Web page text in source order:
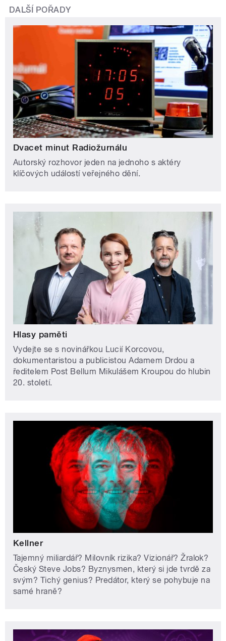
DALŠÍ POŘADY
Dvacet minut Radiožurnálu
Autorský rozhovor jeden na jednoho s aktéry
klíčových událostí veřejného dění.
Hlasy paměti
Vydejte se s novinářkou Lucií Korcovou,
dokumentaristou a publicistou Adamem Drdou a
ředitelem Post Bellum Mikulášem Kroupou do hlubin
20. století.
Kellner
Tajemný miliardář? Milovník rizika? Vizionář? Žralok?
Český Steve Jobs? Byznysmen, který si jde tvrdě za
svým? Tichý genius? Predátor, který se pohybuje na
samé hraně?